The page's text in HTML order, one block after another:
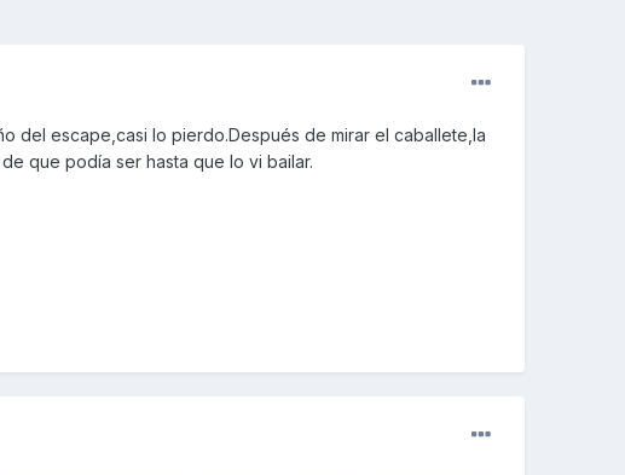
del escape,casi lo pierdo.Después de mirar el caballete,la
que podía ser hasta que lo vi bailar.